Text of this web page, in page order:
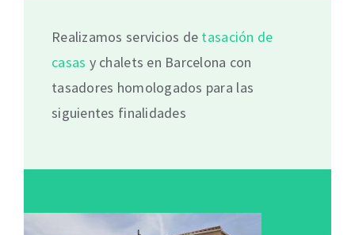
Realizamos servicios de tasación de
casas y chalets en Barcelona con
tasadores homologados para las
siguientes finalidades